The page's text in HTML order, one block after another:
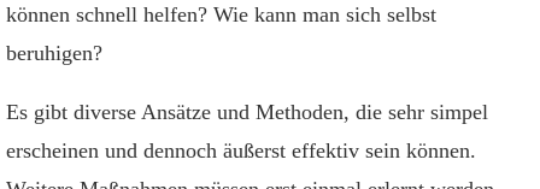
können schnell helfen? Wie kann man sich selbst
beruhigen?
Es gibt diverse Ansätze und Methoden, die sehr simpel
erscheinen und dennoch äußerst effektiv sein können.